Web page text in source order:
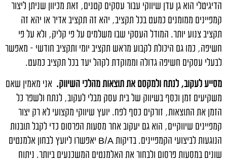
הדיגיטלי הוא גן עדן שיווקי עבור עסקים קטנים, זאת מכיוון שניתן ליצור
קמפיינים ממומנים כמעט בכל תקציב, יהא זה תקציב אדיר או יהא זה
תקציב צנוע יותר. המודל העסקי שבו משלמים על פי קליק, ולא על פי
חשיפה, כמו גם היכולת לקבוע מראש תקציב יומי ותקציב חודשי – מאפשר
לבעלי עסקים חשיפה גדולה וממוקדת לקהל יעד בכל תקציב כמעט.
מסייע לעקוב, לנתח ולמקסם את תוצאות מהלכי השיווק. אני מאמין שאם
משקיעים זמן וכסף בשיווק של בית עסק מבלי לעקוב, לנתח ולשפר כל
הזמן את התוצאות, זורקים כסף לפח. יועץ שיווקי מקצועי לא רק יצור
קמפיינים שיווקיים, הוא גם יעקוב אחר מסעות הפרסום כדי לקבל תובנות
הנוגעות לביצועי הקמפיינים. בדיקות B/A יאפשרו ליועץ לבחון אלמנטים
שונים במסעות פרסום ולבחור את האלמנטים המשכנעים ביותר. ניתוח